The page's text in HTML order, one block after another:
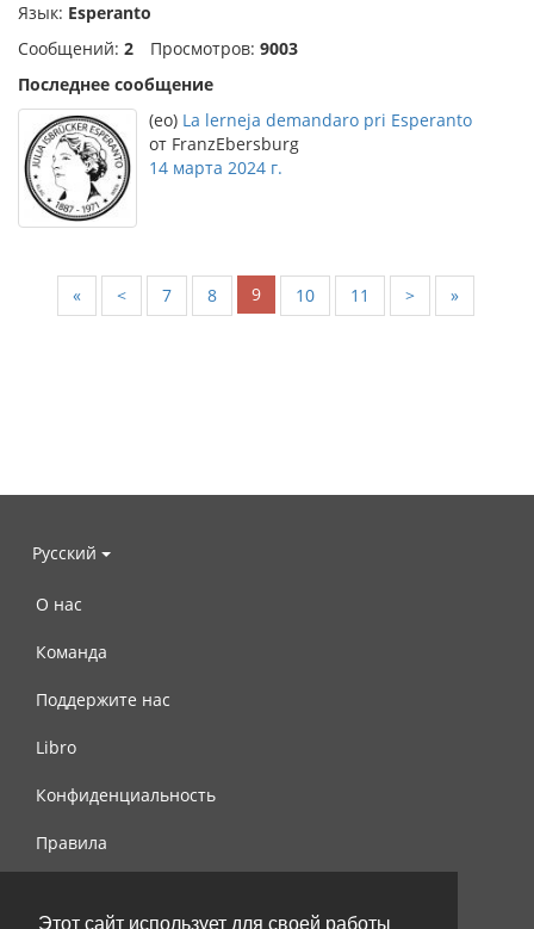
Этот сайт использует для своей работы
Язык: Esperanto
Сообщений: 2 Просмотров: 9003
Последнее сообщение
(eo) La lerneja demandaro pri Esperanto
от FranzEbersburg
14 марта 2024 г.
« < 7 8 9 10 11 > »
Русский
О нас
Команда
Поддержите нас
Libro
Конфиденциальность
Правила